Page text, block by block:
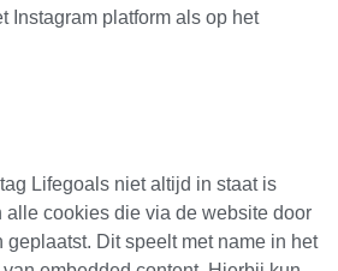
Instagram platform als op het
Lifegoals niet altijd in staat is
alle cookies die via de website door
Dit speelt met name in het